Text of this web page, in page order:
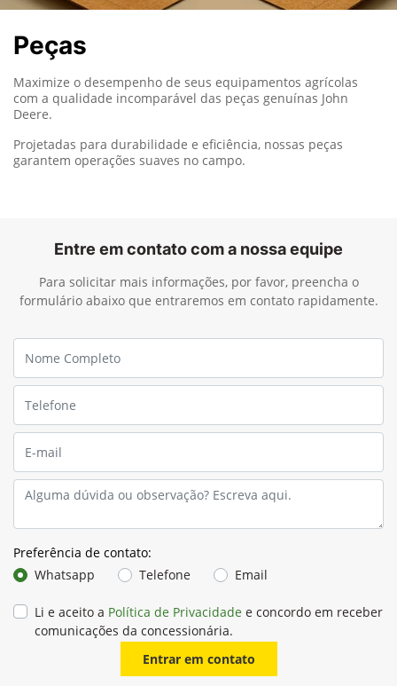
Peças
Maximize o desempenho de seus equipamentos agrícolas
com a qualidade incomparável das peças genuínas John
Deere.
Projetadas para durabilidade e eficiência, nossas peças
garantem operações suaves no campo.
Entre em contato com a nossa equipe
Para solicitar mais informações, por favor, preencha o
formulário abaixo que entraremos em contato rapidamente.
Preferência de contato:
Whatsapp
Telefone Email
Li e aceito a Política de Privacidade e concordo em receber
comunicações da concessionária.
Entrar em contato